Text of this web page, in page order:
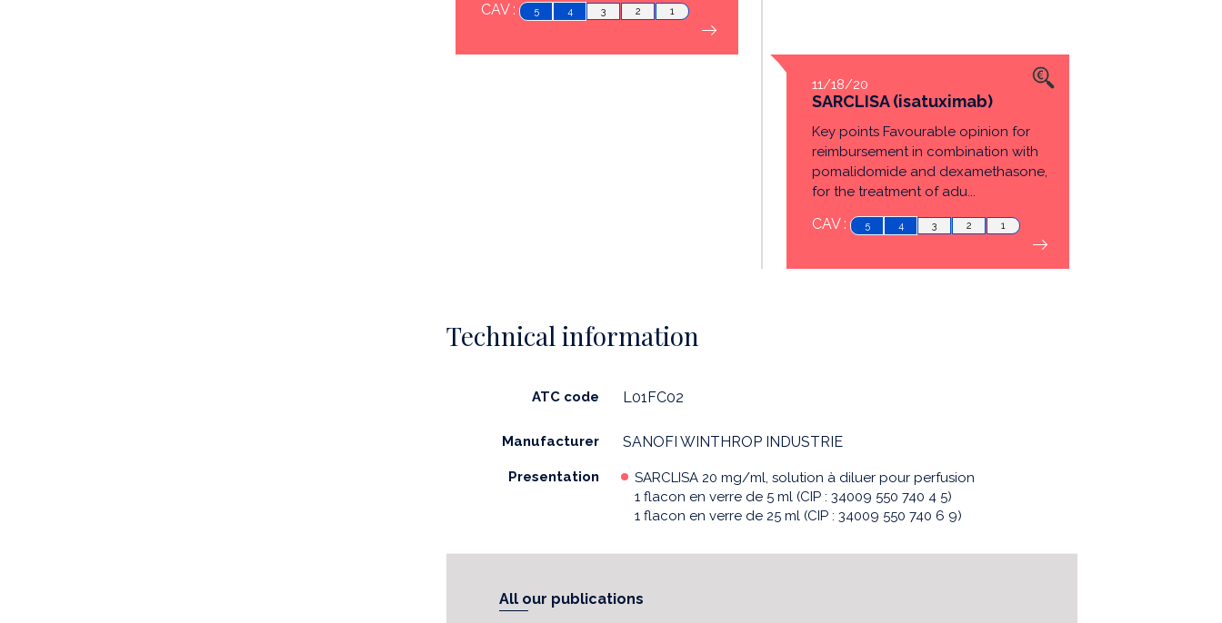
CAV : 5 4 3 2 1
11/18/20
SARCLISA (isatuximab)
Key points Favourable opinion for
reimbursement in combination with
pomalidomide and dexamethasone,
for the treatment of adu...
CAV : 5 4 3 2 1
Technical information
ATC code L01FC02
Manufacturer SANOFI WINTHROP INDUSTRIE
Presentation
SARCLISA 20 mg/ml, solution à diluer pour perfusion
1 flacon en verre de 5 ml (CIP : 34009 550 740 4 5)
1 flacon en verre de 25 ml (CIP : 34009 550 740 6 9)
All our publications